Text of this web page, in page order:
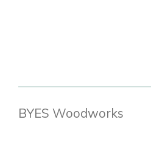
BYES Woodworks